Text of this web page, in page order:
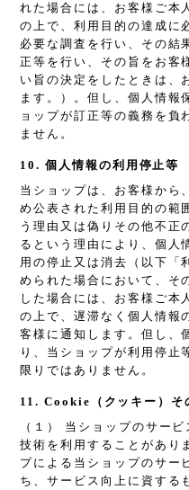
れた場合には、お客様ご本
の上で、利用目的の達成に
必要な調査を行い、その結
正等を行い、その旨をお客
い旨の決定をしたときは、
ます。）。但し、個人情報
ョップが訂正等の義務を負
ません。
10. 個人情報の利用停止等
当ショップは、お客様から
め公表された利用目的の範
う理由又は偽りその他不正
るという理由により、個人
用の停止又は消去（以下「
められた場合において、そ
した場合には、お客様ご本
の上で、遅滞なく個人情報
客様に通知します。但し、
り、当ショップが利用停止
限りではありません。
11. Cookie（クッキー）そ
（１） 当ショップのサー
技術を利用することがあり
プによる当ショップのサー
ち、サービス向上に資する